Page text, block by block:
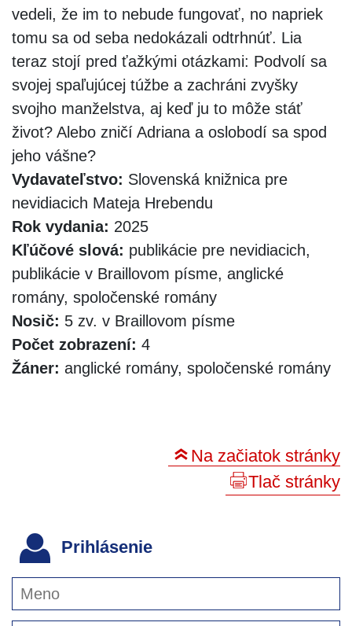
vedeli, že im to nebude fungovať, no napriek
tomu sa od seba nedokázali odtrhnúť. Lia
teraz stojí pred ťažkými otázkami: Podvolí sa
svojej spaľujúcej túžbe a zachráni zvyšky
svojho manželstva, aj keď ju to môže stáť
život? Alebo zničí Adriana a oslobodí sa spod
jeho vášne?
Vydavateľstvo: Slovenská knižnica pre
nevidiacich Mateja Hrebendu
Rok vydania: 2025
Kľúčové slová: publikácie pre nevidiacich,
publikácie v Braillovom písme, anglické
romány, spoločenské romány
Nosič: 5 zv. v Braillovom písme
Počet zobrazení: 4
Žáner: anglické romány, spoločenské romány
Na začiatok stránky
Tlač stránky
Prihlásenie